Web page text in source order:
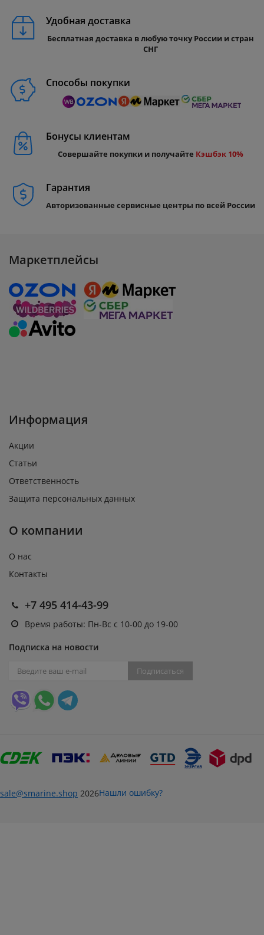
Удобная доставка
Бесплатная доставка в любую точку России и стран
СНГ
Способы покупки
Бонусы клиентам
Совершайте покупки и получайте Кэшбэк 10%
Гарантия
Авторизованные сервисные центры по всей России
Маркетплейсы
Информация
Акции
Статьи
Ответственность
Защита персональных данных
О компании
О нас
Контакты
+7 495 414-43-99
Время работы: Пн-Вс с 10-00 до 19-00
Подписка на новости
Подписаться
sale@smarine.shop 2026Нашли ошибку?